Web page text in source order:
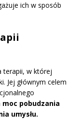
ich w sposób
w której
Jej głównym celem
moc pobudzania
umysłu.